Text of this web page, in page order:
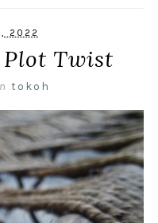
2022
Twist
tokoh